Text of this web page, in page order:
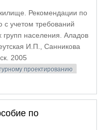
Рекомендации по
с учетом требований
населения. Аладов
И.П., Санникова
2005
проектированию
по